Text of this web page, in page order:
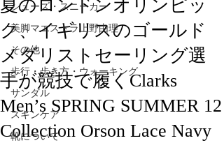
シューズ・スニーカー
美脚マエストラ上野由理
その他
歩行・歩き方・ウォーキング
サンダル
スキンケア
靴について
夏のロンドンオリンピッ
ク、イギリスのゴールド
メダリストセーリング選
手が競技で履くClarks
Men’s SPRING SUMMER 12
Collection Orson Lace Navy